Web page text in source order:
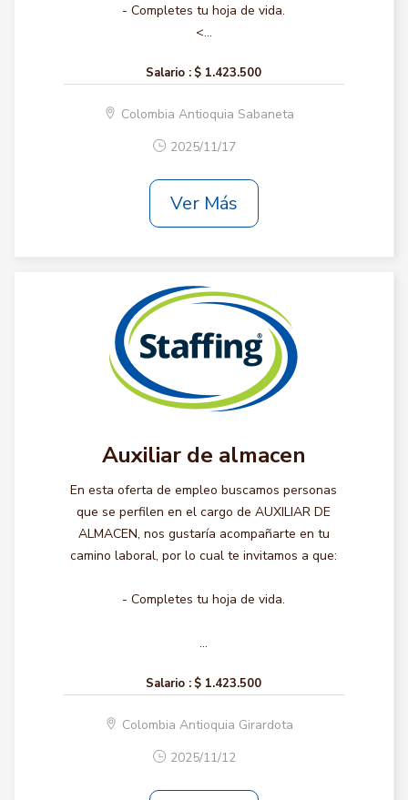
- Completes tu hoja de vida.
<...
Salario : $ 1.423.500
Colombia Antioquia Sabaneta
2025/11/17
Ver Más
Auxiliar de almacen
En esta oferta de empleo buscamos personas
que se perfilen en el cargo de AUXILIAR DE
ALMACEN, nos gustaría acompañarte en tu
camino laboral, por lo cual te invitamos a que:
- Completes tu hoja de vida.
...
Salario : $ 1.423.500
Colombia Antioquia Girardota
2025/11/12